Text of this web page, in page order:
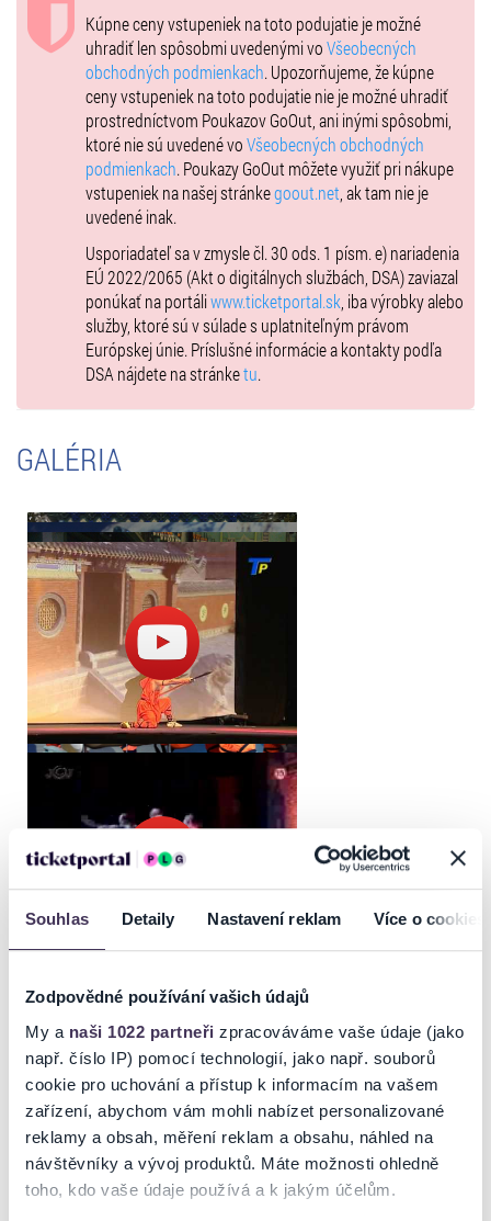
Souhlas Detaily Nastavení reklam Více o cookies
Zodpovědné používání vašich údajů
My a naši 1022 partneři zpracováváme vaše údaje (jako
např. číslo IP) pomocí technologií, jako např. souborů
cookie pro uchování a přístup k informacím na vašem
zařízení, abychom vám mohli nabízet personalizované
reklamy a obsah, měření reklam a obsahu, náhled na
návštěvníky a vývoj produktů. Máte možnosti ohledně
toho, kdo vaše údaje používá a k jakým účelům.
Kúpne ceny vstupeniek na toto podujatie je možné
uhradiť len spôsobmi uvedenými voVšeobecných
obchodných podmienkach. Upozorňujeme, že kúpne
ceny vstupeniek na toto podujatie nie je možné uhradiť
prostredníctvom Poukazov GoOut, ani inými spôsobmi,
ktoré nie sú uvedené voVšeobecných obchodných
podmienkach. Poukazy GoOut môžete využiť pri nákupe
vstupeniek na našej stránkegoout.net , ak tam nie je
uvedené inak.
Usporiadateľ sa v zmysle čl. 30 ods. 1 písm. e) nariadenia
EÚ 2022/2065 (Akt o digitálnych službách, DSA) zaviazal
ponúkať na portáliwww.ticketportal.sk , iba výrobky alebo
služby, ktoré sú v súlade s uplatniteľným právom
Európskej únie. Príslušné informácie a kontakty podľa
DSA nájdete na stránketu.
GALÉRIA